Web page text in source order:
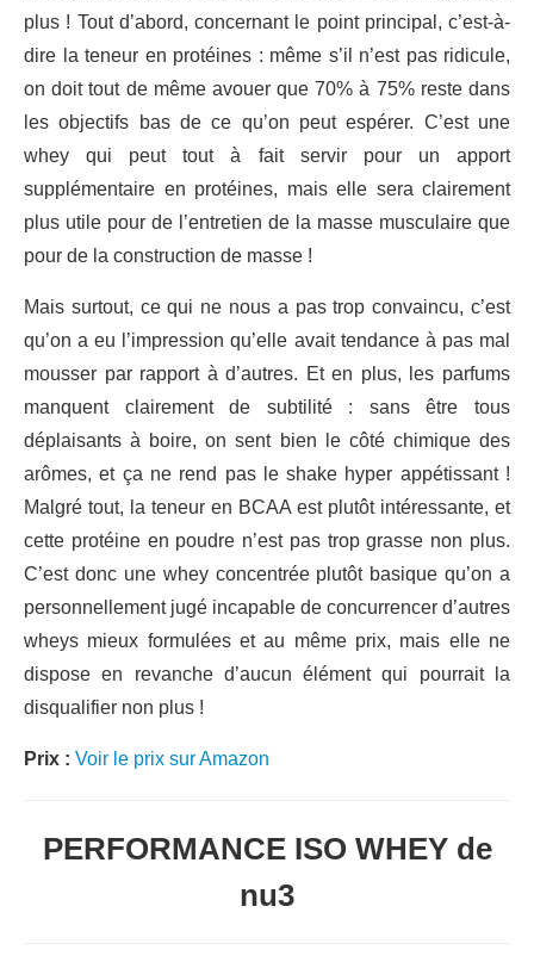
plus ! Tout d’abord, concernant le point principal, c’est-à-
dire la teneur en protéines : même s’il n’est pas ridicule,
on doit tout de même avouer que 70% à 75% reste dans
les objectifs bas de ce qu’on peut espérer. C’est une
whey qui peut tout à fait servir pour un apport
supplémentaire en protéines, mais elle sera clairement
plus utile pour de l’entretien de la masse musculaire que
pour de la construction de masse !
Mais surtout, ce qui ne nous a pas trop convaincu, c’est
qu’on a eu l’impression qu’elle avait tendance à pas mal
mousser par rapport à d’autres. Et en plus, les parfums
manquent clairement de subtilité : sans être tous
déplaisants à boire, on sent bien le côté chimique des
arômes, et ça ne rend pas le shake hyper appétissant !
Malgré tout, la teneur en BCAA est plutôt intéressante, et
cette protéine en poudre n’est pas trop grasse non plus.
C’est donc une whey concentrée plutôt basique qu’on a
personnellement jugé incapable de concurrencer d’autres
wheys mieux formulées et au même prix, mais elle ne
dispose en revanche d’aucun élément qui pourrait la
disqualifier non plus !
Prix : Voir le prix sur Amazon
PERFORMANCE ISO WHEY de
nu3